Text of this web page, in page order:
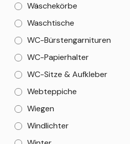
Wäschekörbe
Waschtische
WC-Bürstengarnituren
WC-Papierhalter
WC-Sitze & Aufkleber
Webteppiche
Wiegen
Windlichter